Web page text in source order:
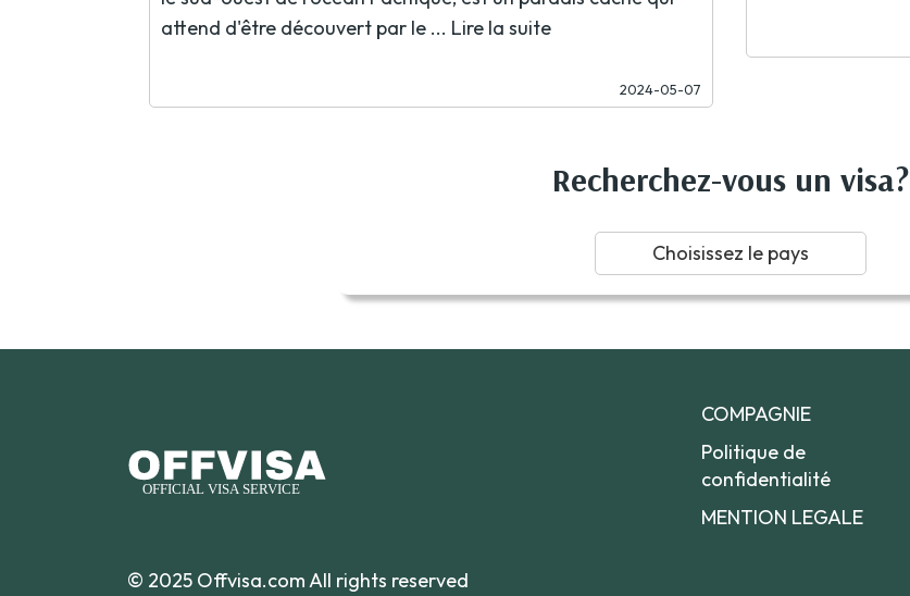
attend d'être découvert par le ... Lire la suite
2024-05-07
Recherchez-vous un visa?
Choisissez le pays
COMPAGNIE
Politique de
confidentialité
MENTION LEGALE
© 2025 Offvisa.com All rights reserved